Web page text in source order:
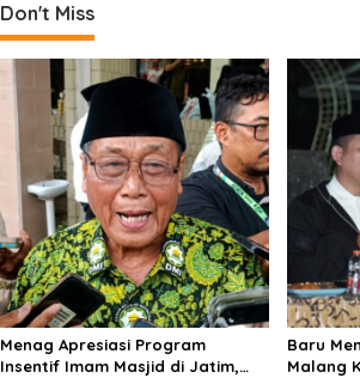
n
a
v
i
g
a
t
i
o
n
Don't Miss
Menag Apresiasi Program
Insentif Imam Masjid di Jatim,
Baru
Malang